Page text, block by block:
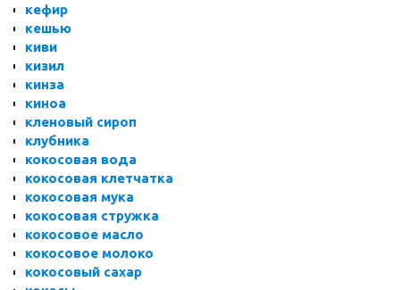
кефир
кешью
киви
кизил
кинза
киноа
кленовый сироп
клубника
кокосовая вода
кокосовая клетчатка
кокосовая мука
кокосовая стружка
кокосовое масло
кокосовое молоко
кокосовый сахар